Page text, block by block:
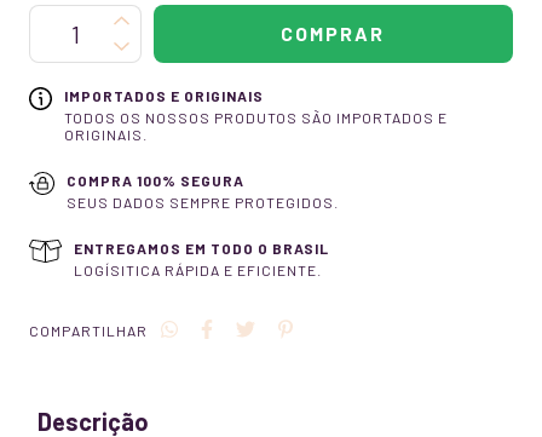
IMPORTADOS E ORIGINAIS
TODOS OS NOSSOS PRODUTOS SÃO IMPORTADOS E
ORIGINAIS.
COMPRA 100% SEGURA
SEUS DADOS SEMPRE PROTEGIDOS.
ENTREGAMOS EM TODO O BRASIL
LOGÍSITICA RÁPIDA E EFICIENTE.
COMPARTILHAR
Descrição